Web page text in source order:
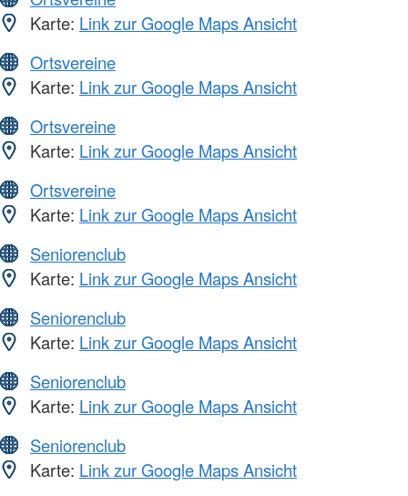
Karte: Link zur Google Maps Ansicht
Ortsvereine
Karte: Link zur Google Maps Ansicht
Ortsvereine
Karte: Link zur Google Maps Ansicht
Ortsvereine
Karte: Link zur Google Maps Ansicht
Seniorenclub
Karte: Link zur Google Maps Ansicht
Seniorenclub
Karte: Link zur Google Maps Ansicht
Seniorenclub
Karte: Link zur Google Maps Ansicht
Seniorenclub
Karte: Link zur Google Maps Ansicht